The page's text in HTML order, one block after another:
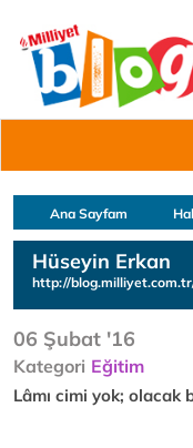
Ana Sayfam
Hüseyin Erkan
http://
06 Şubat '16
Kategori Eğitim
Lâmı cimi yok; olacak